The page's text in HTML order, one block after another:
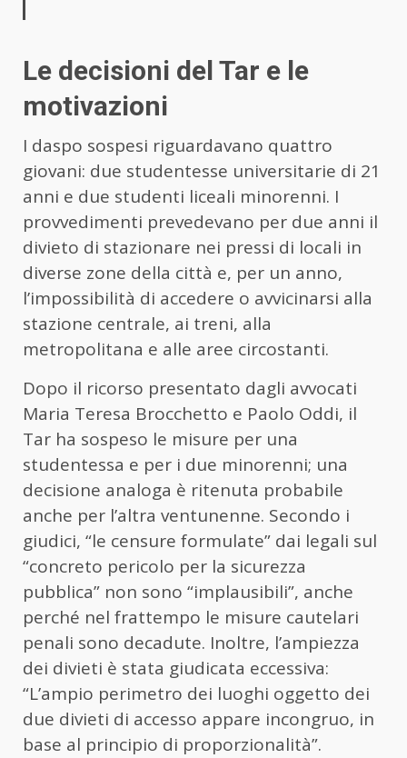
Le decisioni del Tar e le
motivazioni
I daspo sospesi riguardavano quattro
giovani: due studentesse universitarie di 21
anni e due studenti liceali minorenni. I
provvedimenti prevedevano per due anni il
divieto di stazionare nei pressi di locali in
diverse zone della città e, per un anno,
l’impossibilità di accedere o avvicinarsi alla
stazione centrale, ai treni, alla
metropolitana e alle aree circostanti.
Dopo il ricorso presentato dagli avvocati
Maria Teresa Brocchetto e Paolo Oddi, il
Tar ha sospeso le misure per una
studentessa e per i due minorenni; una
decisione analoga è ritenuta probabile
anche per l’altra ventunenne. Secondo i
giudici, “le censure formulate” dai legali sul
“concreto pericolo per la sicurezza
pubblica” non sono “implausibili”, anche
perché nel frattempo le misure cautelari
penali sono decadute. Inoltre, l’ampiezza
dei divieti è stata giudicata eccessiva:
“L’ampio perimetro dei luoghi oggetto dei
due divieti di accesso appare incongruo, in
base al principio di proporzionalità”.